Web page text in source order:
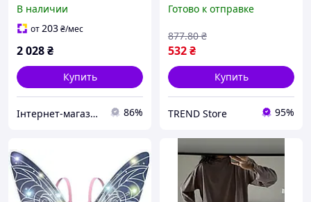
создания модных образов
и комфорта в носке
В наличии
от203₴/мес
2 028₴
Купить
Інтернет-магазин Cool Top 86%
Световые LED-крылья
волшебного образа феи
Готово к отправке
532₴
877.80 ₴
Купить
TREND Store 95%